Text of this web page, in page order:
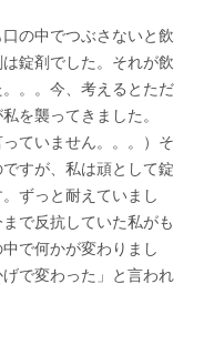
の中でつぶさないと飲
錠剤でした。それが飲
。。今、考えるとただ
を襲ってきました。
ていません。。。）そ
すが、私は頑として錠
ずっと耐えていまし
で反抗していた私がも
で何かが変わりまし
で変わった」と言われ